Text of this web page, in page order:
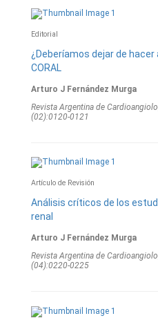
Editorial
¿Deberíamos dejar de
CORAL
Arturo J Fernández Murga
Revista Argentina de
(02):0120-0121
Artículo de Revisión
Análisis críticos de los
renal
Arturo J Fernández Murga
Revista Argentina de
(04):0220-0225